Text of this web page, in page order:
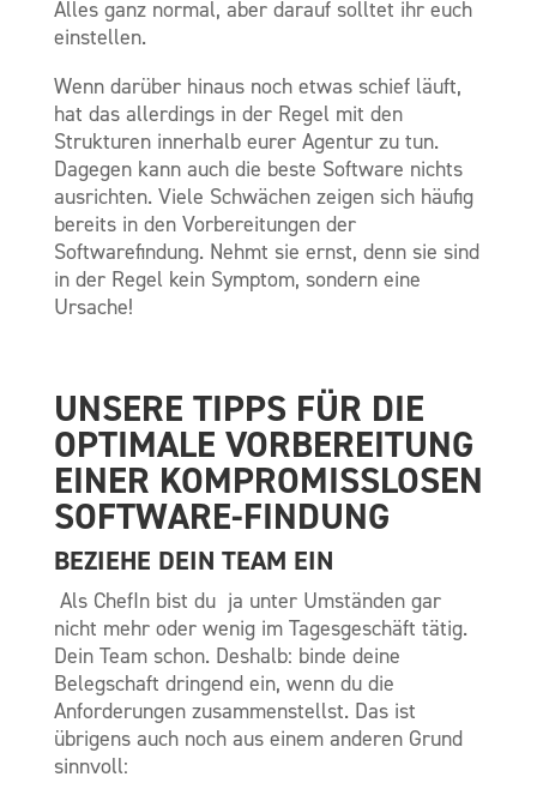
Alles ganz normal, aber darauf solltet ihr euch
einstellen.
Wenn darüber hinaus noch etwas schief läuft,
hat das allerdings in der Regel mit den
Strukturen innerhalb eurer Agentur zu tun.
Dagegen kann auch die beste Software nichts
ausrichten. Viele Schwächen zeigen sich häufig
bereits in den Vorbereitungen der
Softwarefindung. Nehmt sie ernst, denn sie sind
in der Regel kein Symptom, sondern eine
Ursache!
UNSERE TIPPS FÜR DIE
OPTIMALE VORBEREITUNG
EINER KOMPROMISSLOSEN
SOFTWARE-FINDUNG
BEZIEHE DEIN TEAM EIN
Als ChefIn bist du ja unter Umständen gar
nicht mehr oder wenig im Tagesgeschäft tätig.
Dein Team schon. Deshalb: binde deine
Belegschaft dringend ein, wenn du die
Anforderungen zusammenstellst. Das ist
übrigens auch noch aus einem anderen Grund
sinnvoll: